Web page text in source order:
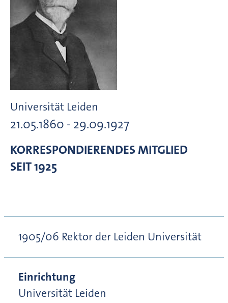
Universität Leiden
21.05.1860 - 29.09.1927
KORRESPONDIERENDES MITGLIED
SEIT 1925
1905/06 Rektor der Leiden Universität
Einrichtung
Universität Leiden